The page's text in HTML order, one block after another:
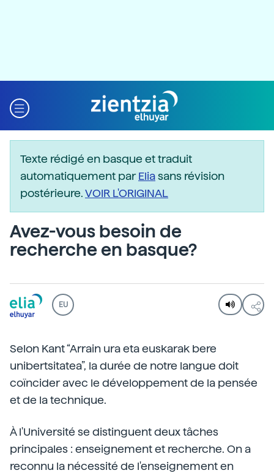
Texte rédigé en basque et traduit
automatiquement parEliasans révision
postérieure.VOIR L'ORIGINAL
Avez-vous besoin de
recherche en basque?
EU
Selon Kant “Arrain ura eta euskarak bere
unibertsitatea”, la durée de notre langue doit
coïncider avec le développement de la pensée
et de la technique.
À l'Université se distinguent deux tâches
principales : enseignement et recherche. On a
reconnu la nécessité de l'enseignement en